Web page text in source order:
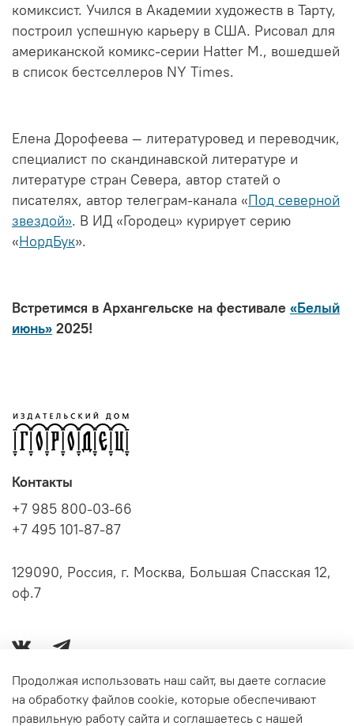
комиксист. Учился в Академии художеств в Тарту,
построил успешную карьеру в США. Рисовал для
американской комикс-серии Hatter M., вошедшей
в список бестселлеров NY Times.
Елена Дорофеева — литературовед и переводчик,
специалист по скандинавской литературе и
литературе стран Севера, автор статей о
писателях, автор телеграм-канала «Под северной
звездой». В ИД «Городец» курирует серию
«НордБук».
Встретимся в Архангельске на фестивале «Белый
июнь» 2025!
Серии книг
Контакты
+7 985 800-03-66
+7 495 101-87-87
129090, Россия, г. Москва, Большая Спасская 12,
оф.7
Продолжая использовать наш сайт, вы даете согласие
на обработку файлов cookie, которые обеспечивают
правильную работу сайта и соглашаетесь с нашей